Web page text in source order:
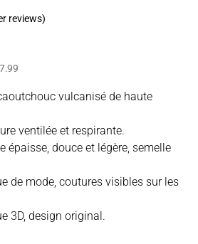
reviews)
vulcanisé de haute
ventilée et respirante.
épaisse, douce et légère, semelle
de mode, coutures visibles sur les
3D, design original.